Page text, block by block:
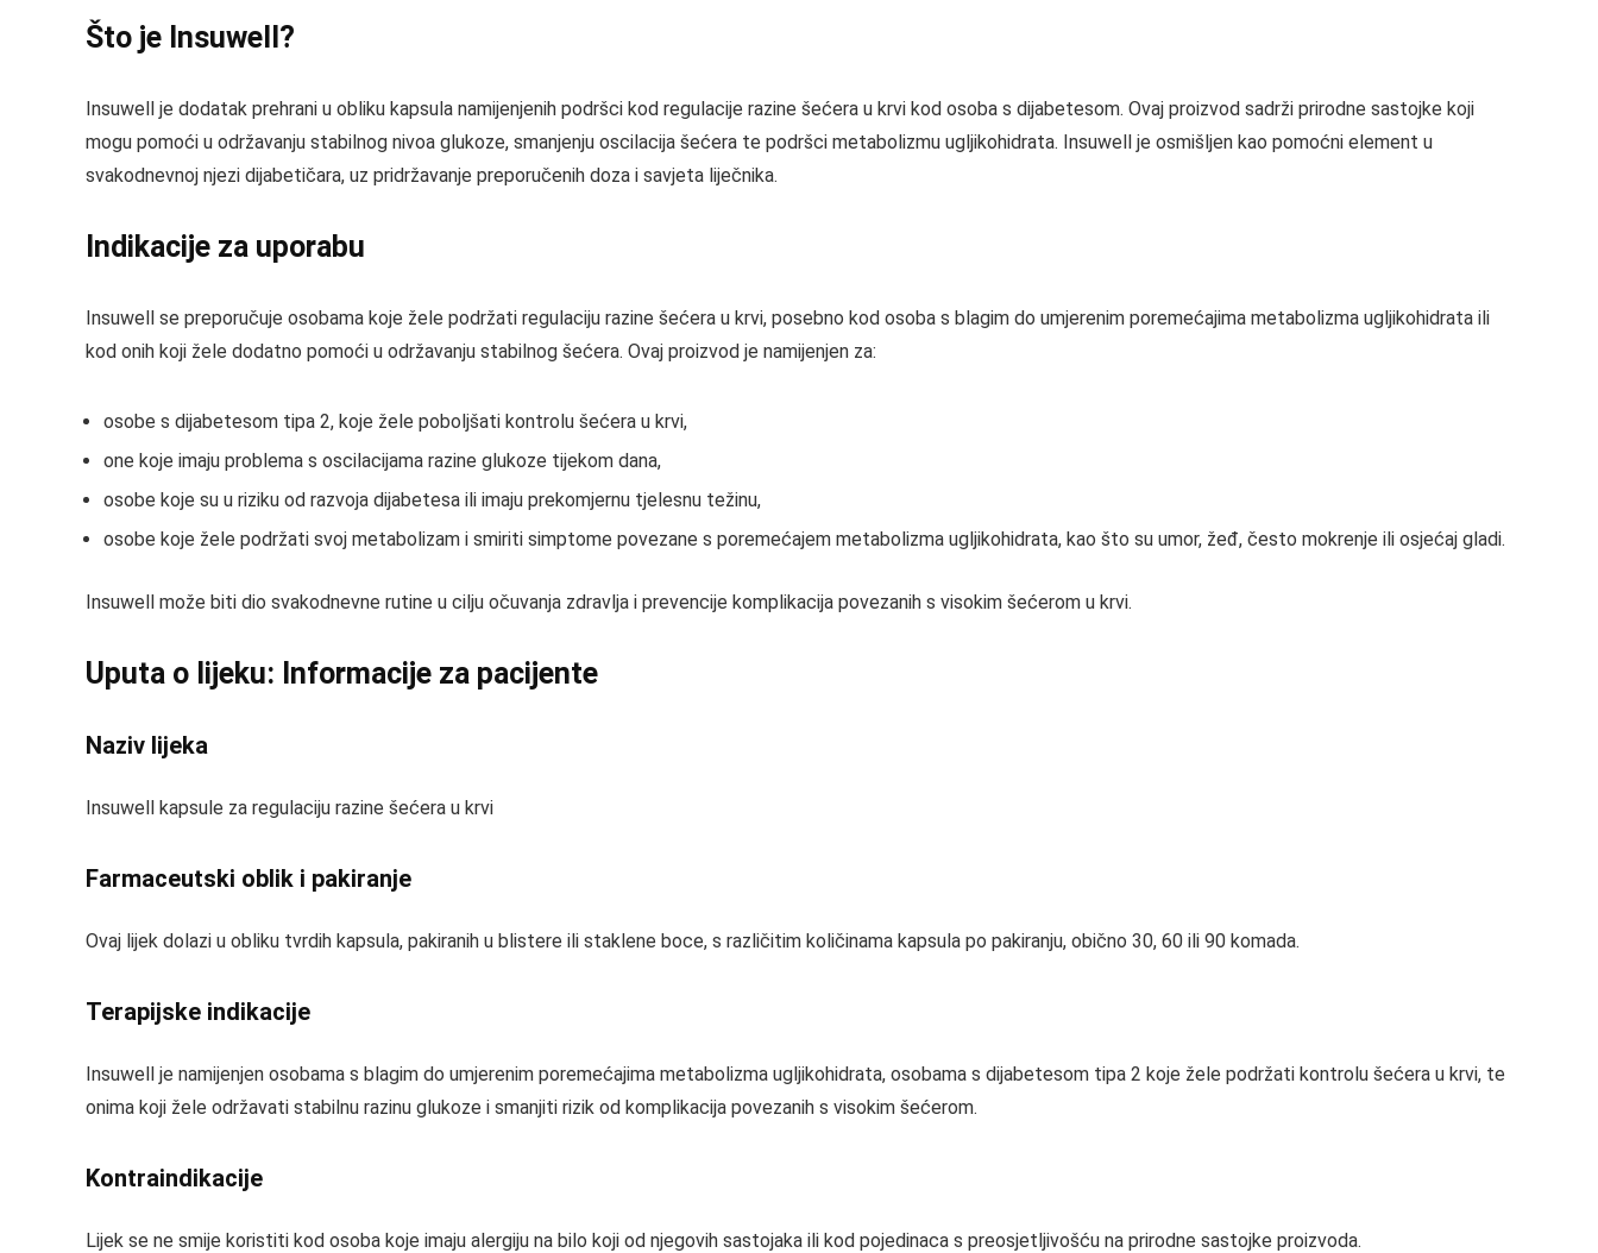
Što je Insuwell?
Insuwell je dodatak prehrani u obliku kapsula namijenjenih podršci kod regulacije razine šećera u krvi kod osoba s dijabetesom. Ovaj proizvod sadrži prirodne sastojke koji
mogu pomoći u održavanju stabilnog nivoa glukoze, smanjenju oscilacija šećera te podršci metabolizmu ugljikohidrata. Insuwell je osmišljen kao pomoćni element u
svakodnevnoj njezi dijabetičara, uz pridržavanje preporučenih doza i savjeta liječnika.
Indikacije za uporabu
Insuwell se preporučuje osobama koje žele podržati regulaciju razine šećera u krvi, posebno kod osoba s blagim do umjerenim poremećajima metabolizma ugljikohidrata ili
kod onih koji žele dodatno pomoći u održavanju stabilnog šećera. Ovaj proizvod je namijenjen za:
osobe s dijabetesom tipa 2, koje žele poboljšati kontrolu šećera u krvi,
one koje imaju problema s oscilacijama razine glukoze tijekom dana,
osobe koje su u riziku od razvoja dijabetesa ili imaju prekomjernu tjelesnu težinu,
osobe koje žele podržati svoj metabolizam i smiriti simptome povezane s poremećajem metabolizma ugljikohidrata, kao što su umor, žeđ, često mokrenje ili osjećaj gladi.
Insuwell može biti dio svakodnevne rutine u cilju očuvanja zdravlja i prevencije komplikacija povezanih s visokim šećerom u krvi.
Uputa o lijeku: Informacije za pacijente
Naziv lijeka
Insuwell kapsule za regulaciju razine šećera u krvi
Farmaceutski oblik i pakiranje
Ovaj lijek dolazi u obliku tvrdih kapsula, pakiranih u blistere ili staklene boce, s različitim količinama kapsula po pakiranju, obično 30, 60 ili 90 komada.
Terapijske indikacije
Insuwell je namijenjen osobama s blagim do umjerenim poremećajima metabolizma ugljikohidrata, osobama s dijabetesom tipa 2 koje žele podržati kontrolu šećera u krvi, te
onima koji žele održavati stabilnu razinu glukoze i smanjiti rizik od komplikacija povezanih s visokim šećerom.
Kontraindikacije
Lijek se ne smije koristiti kod osoba koje imaju alergiju na bilo koji od njegovih sastojaka ili kod pojedinaca s preosjetljivošću na prirodne sastojke proizvoda.